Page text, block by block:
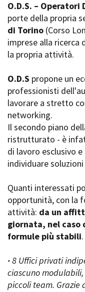
Short Film Fund
PRODUCTION GUIDE
Società di produzione
Strutture di servizio
Attrici-Attori
Beginners
LOCATION GUIDE
FILM DATABASE
BOOK DATABASE
NEWS
CASTING
Amministrazione
Bandi e gare
Contatti
O.D.S. –
porte della propria
di Torino (Corso
imprese alla ricerca
la propria attività.
O.D.S propone un
professionisti
lavorare a stretto
networking.
Il secondo piano
ristrutturato - è
di lavoro esclusivo
individuare
Quanti interessati
opportunità, con la
attività: da un
giornata, nel caso
formule più stabili.
·8 Uffici privati
ciascuno
piccoli team. Grazie